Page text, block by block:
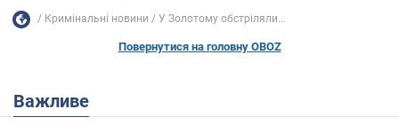
Кримінальні новини У Золотому обстріляли...
Повернутися на головну OBOZ
Важливе